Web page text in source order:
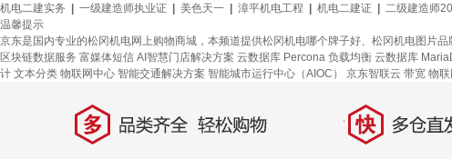
机电二建实务
一级建造师执业证 美色天一 漳平机电工程 机电二建证 二级建造师
温馨提示
京东是国内专业的松冈机电网上购物商城，本频道提供松冈机电哪个牌子好、松冈机电图片
区块链数据服务 富媒体短信 AI智慧门店解决方案 云数据库 Percona 负载均衡 云数据库
计 文本分类 物联网中心 智能交通解决方案 智能城市运行中心（AIOC） 京东智联云 带宽 物
多 品类齐全，轻松购物 快 多仓直发